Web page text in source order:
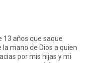
13 años que saque
mano de Dios a quien